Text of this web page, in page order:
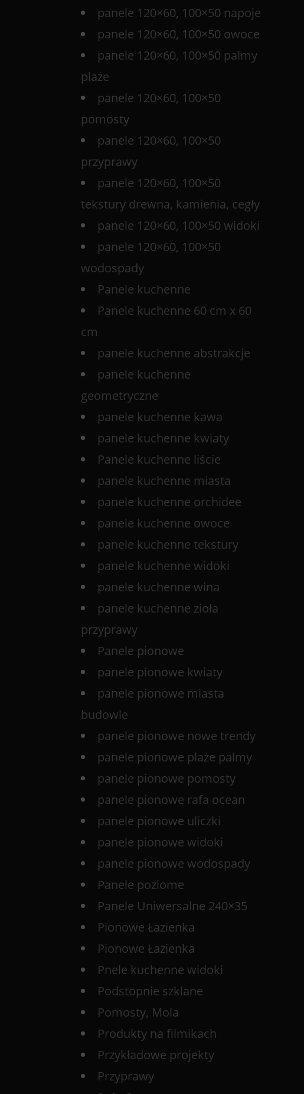
panele 120×60, 100×50 napoje
panele 120×60, 100×50 owoce
panele 120×60, 100×50 palmy
plaże
panele 120×60, 100×50
pomosty
panele 120×60, 100×50
przyprawy
panele 120×60, 100×50
tekstury drewna, kamienia, cegły
panele 120×60, 100×50 widoki
panele 120×60, 100×50
wodospady
Panele kuchenne
Panele kuchenne 60 cm x 60
cm
panele kuchenne abstrakcje
panele kuchenne
geometryczne
panele kuchenne kawa
panele kuchenne kwiaty
Panele kuchenne liście
panele kuchenne miasta
panele kuchenne orchidee
panele kuchenne owoce
panele kuchenne tekstury
panele kuchenne widoki
panele kuchenne wina
panele kuchenne zioła
przyprawy
Panele pionowe
panele pionowe kwiaty
panele pionowe miasta
budowle
panele pionowe nowe trendy
panele pionowe plaże palmy
panele pionowe pomosty
panele pionowe rafa ocean
panele pionowe uliczki
panele pionowe widoki
panele pionowe wodospady
Panele poziome
Panele Uniwersalne 240×35
Pionowe Łazienka
Pionowe Łazienka
Pnele kuchenne widoki
Podstopnie szklane
Pomosty, Mola
Produkty na filmikach
Przykładowe projekty
Przyprawy